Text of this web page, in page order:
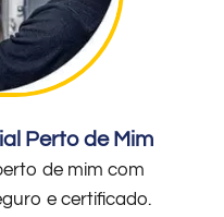
Perto de Mim
de mim com
e certificado.